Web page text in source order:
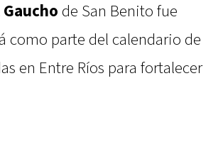
de San Benito fue
como parte del calendario de
en Entre Ríos para fortalecer